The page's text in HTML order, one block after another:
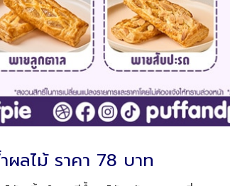
ลไม้ ราคา 78 บาท